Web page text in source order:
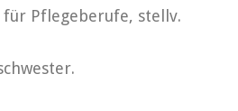
für Pflegeberufe, stellv.